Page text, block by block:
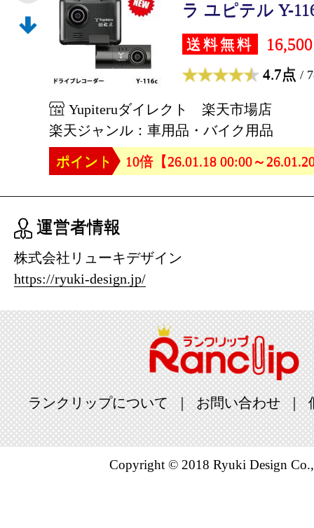
ラ ユピテル Y-
送料無料
4.7点 /
Yupiteruダイレクト 楽天市場店
楽天ジャンル：車用品・バイク用品
ポイント
10倍【26.01.18 00:00～
運営者情報
株式会社リューキデザイン
https://ryuki-design.jp/
ランクリップについて お問い合わせ
Copyright © 2018 Ryuki Design